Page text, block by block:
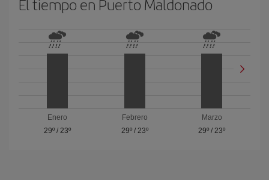
El tiempo en Puerto Maldonado
Enero
29º/ 23º
Febrero
29º/ 23º
Marzo
29º /23º